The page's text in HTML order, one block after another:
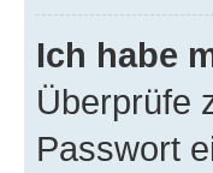
Ich habe
Überprüfe
Passwort